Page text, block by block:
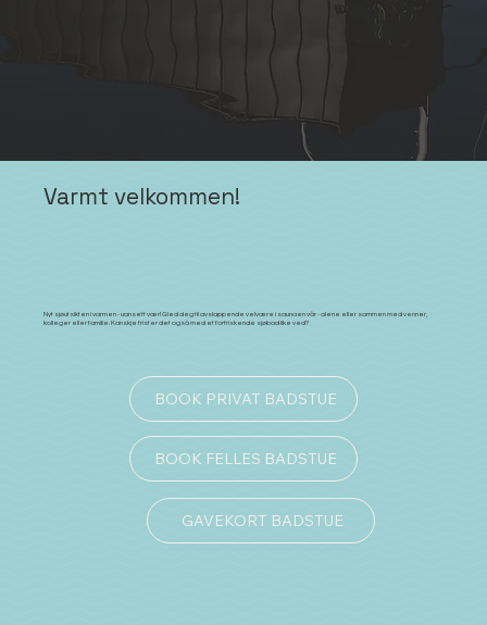
Varmt velkommen!
Nyt sjøutsikten i varmen - uansett vær! Gled deg til avslappende velvære i saunaen vår - alene eller sammen med venner,
kolleger eller familie. Kanskje frister det også med et forfriskende sjøbad like ved?
BOOK PRIVAT BADSTUE
BOOK FELLES BADSTUE
GAVEKORT BADSTUE